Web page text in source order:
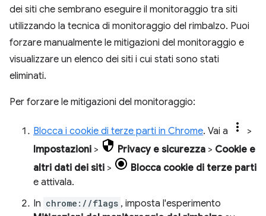
dei siti che sembrano eseguire il monitoraggio tra siti
utilizzando la tecnica di monitoraggio del rimbalzo. Puoi
forzare manualmente le mitigazioni del monitoraggio e
visualizzare un elenco dei siti i cui stati sono stati
eliminati.
Per forzare le mitigazioni del monitoraggio:
Blocca i cookie di terze parti in Chrome. Vai a
>
Impostazioni > Privacy e sicurezza > Cookie e
altri dati dei siti >
Blocca cookie di terze parti
e attivala.
In chrome://flags , imposta l'esperimento